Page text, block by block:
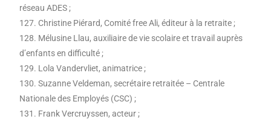
réseau ADES ;
127. Christine Piérard, Comité free Ali, éditeur à la retraite ;
128. Mélusine Llau, auxiliaire de vie scolaire et travail auprès
d’enfants en difficulté ;
129. Lola Vandervliet, animatrice ;
130. Suzanne Veldeman, secrétaire retraitée – Centrale
Nationale des Employés (CSC) ;
131. Frank Vercruyssen, acteur ;